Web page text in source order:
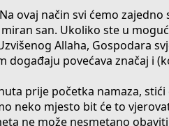
ovaj način svi ćemo
san. Ukoliko ste u
Allaha, Gospodara
događaju povećava značaj i
prije početka namaza,
neko mjesto bit će to
ne može nesmetano